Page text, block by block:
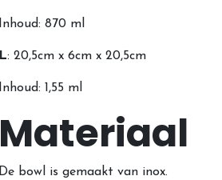
Inhoud: 870 ml
L: 20,5cm x 6cm x 20,5cm
Inhoud: 1,55 ml
Materiaal
De bowl is gemaakt van inox.